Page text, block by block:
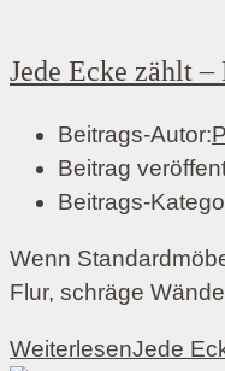
Jede Ecke zählt
Beitrags-Autor:
Beitrag
Beitrags-
Wenn
Flur, schräge
WeiterlesenJede